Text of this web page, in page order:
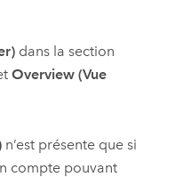
dans la section
Overview (Vue
n’est présente que si
compte pouvant